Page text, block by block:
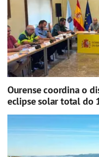
Ourense coordina o
eclipse solar total do